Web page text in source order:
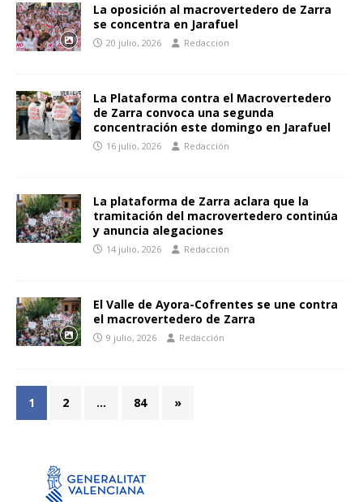
La oposición al macrovertedero de Zarra
se concentra en Jarafuel
20 julio, 2026 Redaccion
La Plataforma contra el Macrovertedero
de Zarra convoca una segunda
concentración este domingo en Jarafuel
16 julio, 2026 Redacción
La plataforma de Zarra aclara que la
tramitación del macrovertedero continúa
y anuncia alegaciones
14 julio, 2026 Redacción
El Valle de Ayora-Cofrentes se une contra
el macrovertedero de Zarra
9 julio, 2026 Redacción
1 2 … 84 »